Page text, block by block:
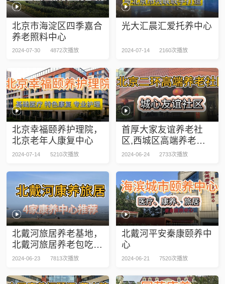
北京市海淀区四季嘉合
养老照料中心
2024-07-30 4872次播放
光大汇晨汇爱托养中心
2024-07-14 2160次播放
北京幸福颐养护理院，
北京老年人康复中心
2024-07-14 5210次播放
首厚大家友谊养老社
区,西城区高端养老社
区
2024-06-24 2733次播放
北戴河旅居养老基地，
北戴河旅居养老包吃包
住
2024-06-23 7813次播放
北戴河平安秦康颐养中
心
2024-06-21 7520次播放